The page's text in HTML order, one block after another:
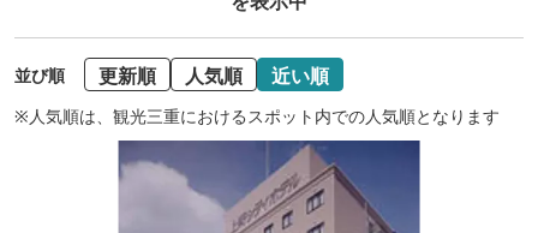
並び順 更新順 人気順 近い順
※人気順は、観光三重におけるスポット内での人気順となります